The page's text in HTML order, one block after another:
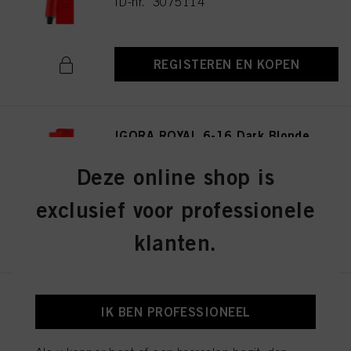
REGISTEREN EN KOPEN
IGORA ROYAL 6-16 Dark Blonde
ID-nr. 3075141
REGISTEREN EN KOPEN
Blonde Cendré Violet 60ml
Deze online shop is
exclusief voor professionele
klanten.
IK BEN PROFESSIONEEL